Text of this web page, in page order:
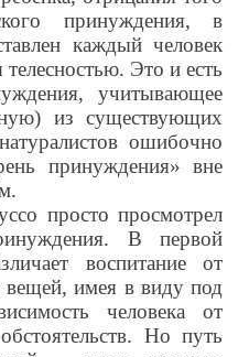
принуждения, в
каждый человек
Это и есть
учитывающее
из существующих
ошибочно
принуждения» вне
просто просмотрел
В первой
воспитание от
имея в виду под
человека от
Но путь